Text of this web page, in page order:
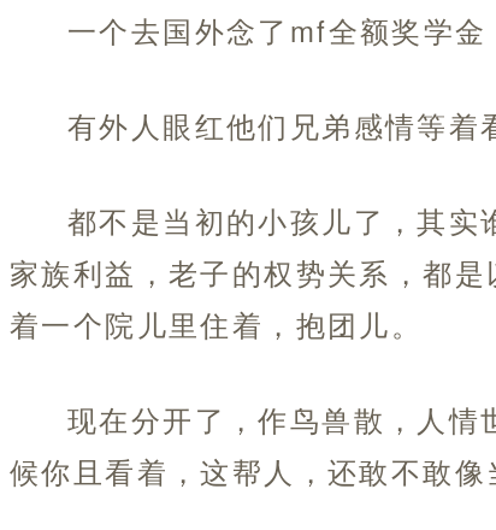
一个去国外念了mf全额奖学金
有外人眼红他们兄弟感情等着
都不是当初的小孩儿了，其
家族利益，老子的权势关系，都
着一个院儿里住着，抱团儿。
现在分开了，作鸟兽散，人
候你且看着，这帮人，还敢不敢像